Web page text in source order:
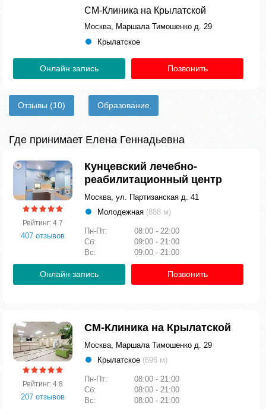
СМ-Клиника на Крылатской
Москва, Маршала Тимошенко д. 29
Крылатское
Онлайн запись Позвонить
Отзывы (10) Образование
Где принимает Елена Геннадьевна
Рейтинг: 4.7
407 отзывов
Кунцевский лечебно-
реабилитационный центр
Москва, ул. Партизанская д. 41
Молодежная (888 м)
Пн-Пт:
08:00 - 22:00
Сб:
09:00 - 21:00
Вс:
09:00 - 21:00
Онлайн запись Позвонить
Рейтинг: 4.8
207 отзывов
СМ-Клиника на Крылатской
Москва, Маршала Тимошенко д. 29
Крылатское (696 м)
Пн-Пт:
08:00 - 21:00
Сб:
08:00 - 21:00
Вс:
08:00 - 21:00